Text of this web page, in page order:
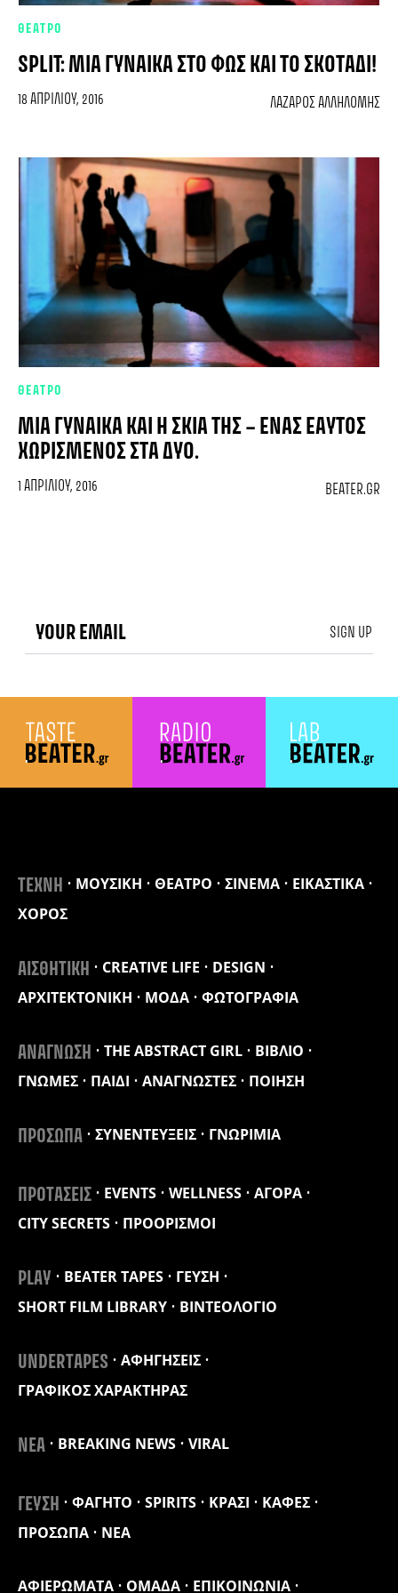
ΘΕΑΤΡΟ
SPLIT: ΜΙΑ ΓΥΝΑΊΚΑ ΣΤΟ ΦΩΣ ΚΑΙ ΤΟ ΣΚΟΤΆΔΙ!
18 ΑΠΡΙΛΊΟΥ, 2016 ΛΆΖΑΡΟΣ ΑΛΛΗΛΌΜΗΣ
ΘΕΑΤΡΟ
ΜΙΑ ΓΥΝΑΊΚΑ ΚΑΙ Η ΣΚΙΆ ΤΗΣ – ΈΝΑΣ ΕΑΥΤΌΣ
ΧΩΡΙΣΜΈΝΟΣ ΣΤΑ ΔΎΟ.
1 ΑΠΡΙΛΊΟΥ, 2016 BEATER.GR
ΤΕΧΝΗ ΜΟΥΣΙΚΗ ΘΕΑΤΡΟ ΣΙΝΕΜΑ
ΕΙΚΑΣΤΙΚΑ
ΧΟΡΟΣ
ΑΙΣΘΗΤΙΚΗ CREATIVE LIFE
DESIGN
ΑΡΧΙΤΕΚΤΟΝΙΚΗ
ΜΟΔΑ ΦΩΤΟΓΡΑΦΙΑ
ΑΝΑΓΝΩΣΗ THE ABSTRACT GIRL
ΒΙΒΛΙΟ
ΓΝΩΜΕΣ
ΠΑΙΔΙ ΑΝΑΓΝΩΣΤΕΣ ΠΟΙΗΣΗ
ΠΡΟΣΩΠΑ ΣΥΝΕΝΤΕΥΞΕΙΣ ΓΝΩΡΙΜΙΑ
ΑΦΙΕΡΩΜΑΤΑ ΟΜΑΔΑ ΕΠΙΚΟΙΝΩΝΙΑ
ΠΡΟΤΑΣΕΙΣ EVENTS WELLNESS
ΑΓΟΡΑ
CITY SECRETS
ΠΡΟΟΡΙΣΜΟΙ
PLAY BEATER TAPES
ΓΕΥΣΗ
SHORT FILM LIBRARY
ΒΙΝΤΕΟΛΟΓΙΟ
UNDERTAPES
ΑΦΗΓΗΣΕΙΣ
ΓΡΑΦΙΚΟΣ ΧΑΡΑΚΤΗΡΑΣ
ΝΕΑ BREAKING NEWS VIRAL
ΓΕΥΣΗ ΦΑΓΗΤΟ SPIRITS ΚΡΑΣΙ
ΚΑΦΕΣ
ΠΡΟΣΩΠΑ
ΝΕΑ
SIGN UP